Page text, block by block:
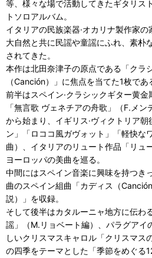
等、様々な場で活動してきたギタリス
トソロアルバム。
イタリアの民族楽器·オカリナ製作家
大自然と共に民謡や童謡にふれ、素朴
されてきた。
本作は北田奈津子の原点である「クラ
（Canción）」に焦点を当てた1枚であ
前半はスペイン·クラシックギター黄
「無言歌 ヴェネチアの舟歌」（F.メン
から始まり、イギリス·ヴィクトリア
ン」「ロココ風ガヴォット」「軽快な
曲）、イタリアのリュート作品「リュ
ヨーロッパの美曲を巡る。
中間にはスペイン音楽に興味を持つき
曲のスペイン組曲「カディス（
説）」を収録。
そして後半はカタルーニャ地方に伝わ
謡」（M.リョベート編）、パラグアイ
しいクリスマスキャロル「クリスマス
の四季をテーマとした「季節をめぐる